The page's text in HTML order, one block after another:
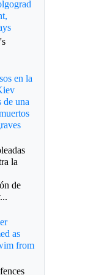
en la
de una
la
de
as
from